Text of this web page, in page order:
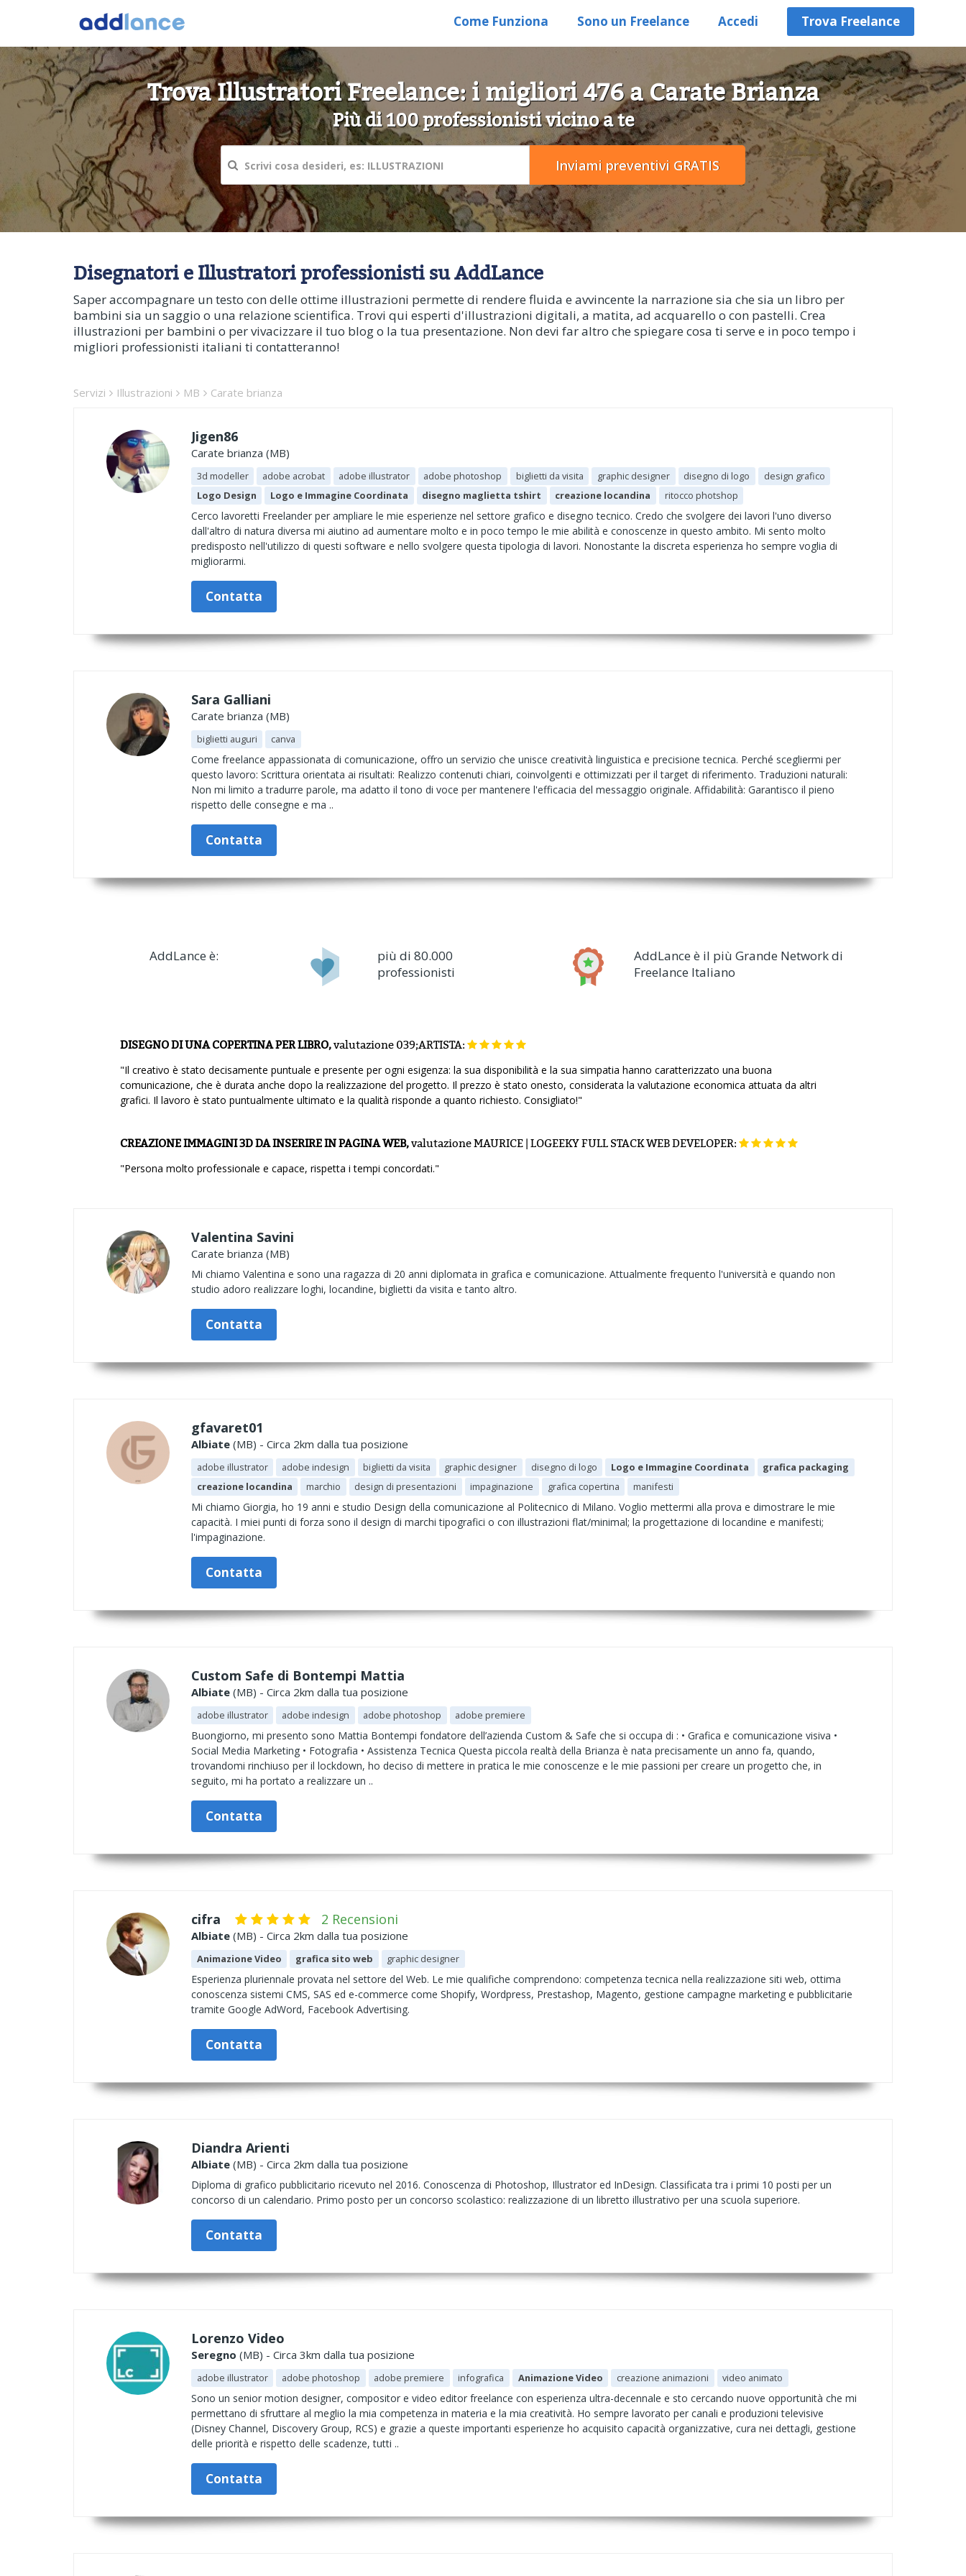
Come Funziona Sono un Freelance Accedi Trova Freelance
Trova Illustratori Freelance: i migliori 476 a Carate Brianza
Più di 100 professionisti vicino a te
Disegnatori e Illustratori professionisti su AddLance
Saper accompagnare un testo con delle ottime illustrazioni permette di rendere fluida e avvincente la narrazione sia che sia un libro per
bambini sia un saggio o una relazione scientifica. Trovi qui esperti d'illustrazioni digitali, a matita, ad acquarello o con pastelli. Crea
illustrazioni per bambini o per vivacizzare il tuo blog o la tua presentazione. Non devi far altro che spiegare cosa ti serve e in poco tempo i
migliori professionisti italiani ti contatteranno!
Servizi Illustrazioni MB Carate brianza
Jigen86
Carate brianza (MB)
3d modeller adobe acrobat adobe illustrator adobe photoshop biglietti da visita graphic designer disegno di logo
design grafico
Logo Design
Logo e Immagine Coordinata disegno maglietta tshirt creazione locandina ritocco photshop
Cerco lavoretti Freelander per ampliare le mie esperienze nel settore grafico e disegno tecnico. Credo che svolgere dei lavori l'uno diverso
dall'altro di natura diversa mi aiutino ad aumentare molto e in poco tempo le mie abilità e conoscenze in questo ambito. Mi sento molto
predisposto nell'utilizzo di questi software e nello svolgere questa tipologia di lavori. Nonostante la discreta esperienza ho sempre voglia di
migliorarmi.
Contatta
Sara Galliani
Carate brianza (MB)
biglietti auguri canva
Come freelance appassionata di comunicazione, offro un servizio che unisce creatività linguistica e precisione tecnica. Perché scegliermi per
questo lavoro: Scrittura orientata ai risultati: Realizzo contenuti chiari, coinvolgenti e ottimizzati per il target di riferimento. Traduzioni naturali:
Non mi limito a tradurre parole, ma adatto il tono di voce per mantenere l'efficacia del messaggio originale. Affidabilità: Garantisco il pieno
rispetto delle consegne e ma ..
Contatta
AddLance è:
più di 80.000
professionisti
AddLance è il più Grande Network di
Freelance Italiano
DISEGNO DI UNA COPERTINA PER LIBRO,valutazione039;ARTISTA:
"Il creativo è stato decisamente puntuale e presente per ogni esigenza: la sua disponibilità e la sua simpatia hanno caratterizzato una buona
comunicazione, che è durata anche dopo la realizzazione del progetto. Il prezzo è stato onesto, considerata la valutazione economica attuata da altri
grafici. Il lavoro è stato puntualmente ultimato e la qualità risponde a quanto richiesto. Consigliato!"
CREAZIONE IMMAGINI 3D DA INSERIRE IN PAGINA WEB,valutazioneMAURICE | LOGEEKY FULL STACK WEB DEVELOPER:
"Persona molto professionale e capace, rispetta i tempi concordati."
Valentina Savini
Carate brianza (MB)
Mi chiamo Valentina e sono una ragazza di 20 anni diplomata in grafica e comunicazione. Attualmente frequento l'università e quando non
studio adoro realizzare loghi, locandine, biglietti da visita e tanto altro.
Contatta
gfavaret01
Albiate (MB) - Circa 2km dalla tua posizione
adobe illustrator adobe indesign biglietti da visita graphic designer disegno di logo Logo e Immagine Coordinata
grafica packaging
creazione locandina
marchio design di presentazioni impaginazione grafica copertina manifesti
Mi chiamo Giorgia, ho 19 anni e studio Design della comunicazione al Politecnico di Milano. Voglio mettermi alla prova e dimostrare le mie
capacità. I miei punti di forza sono il design di marchi tipografici o con illustrazioni flat/minimal; la progettazione di locandine e manifesti;
l'impaginazione.
Contatta
Custom Safe di Bontempi Mattia
Albiate (MB) - Circa 2km dalla tua posizione
adobe illustrator adobe indesign adobe photoshop adobe premiere
Buongiorno, mi presento sono Mattia Bontempi fondatore dell’azienda Custom & Safe che si occupa di : • Grafica e comunicazione visiva •
Social Media Marketing • Fotografia • Assistenza Tecnica Questa piccola realtà della Brianza è nata precisamente un anno fa, quando,
trovandomi rinchiuso per il lockdown, ho deciso di mettere in pratica le mie conoscenze e le mie passioni per creare un progetto che, in
seguito, mi ha portato a realizzare un ..
Contatta
cifra 2 Recensioni
Albiate (MB) - Circa 2km dalla tua posizione
Animazione Video grafica sito web graphic designer
Esperienza pluriennale provata nel settore del Web. Le mie qualifiche comprendono: competenza tecnica nella realizzazione siti web, ottima
conoscenza sistemi CMS, SAS ed e-commerce come Shopify, Wordpress, Prestashop, Magento, gestione campagne marketing e pubblicitarie
tramite Google AdWord, Facebook Advertising.
Contatta
Diandra Arienti
Albiate (MB) - Circa 2km dalla tua posizione
Diploma di grafico pubblicitario ricevuto nel 2016. Conoscenza di Photoshop, Illustrator ed InDesign. Classificata tra i primi 10 posti per un
concorso di un calendario. Primo posto per un concorso scolastico: realizzazione di un libretto illustrativo per una scuola superiore.
Contatta
Lorenzo Video
Seregno (MB) - Circa 3km dalla tua posizione
adobe illustrator adobe photoshop adobe premiere infografica Animazione Video creazione animazioni video animato
Sono un senior motion designer, compositor e video editor freelance con esperienza ultra-decennale e sto cercando nuove opportunità che mi
permettano di sfruttare al meglio la mia competenza in materia e la mia creatività. Ho sempre lavorato per canali e produzioni televisive
(Disney Channel, Discovery Group, RCS) e grazie a queste importanti esperienze ho acquisito capacità organizzative, cura nei dettagli, gestione
delle priorità e rispetto delle scadenze, tutti ..
Contatta